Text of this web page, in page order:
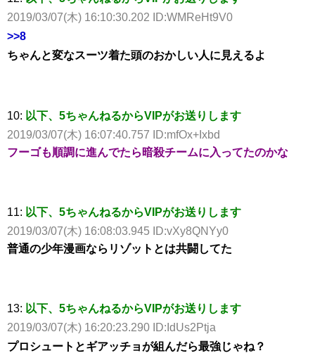
2019/03/07(木) 16:10:30.202 ID:WMReHt9V0
>>8
ちゃんと変なスーツ着た頭のおかしい人に見えるよ
10: 以下、5ちゃんねるからVIPがお送りします
2019/03/07(木) 16:07:40.757 ID:mfOx+Ixbd
フーゴも順調に進んでたら暗殺チームに入ってたのかな
11: 以下、5ちゃんねるからVIPがお送りします
2019/03/07(木) 16:08:03.945 ID:vXy8QNYy0
普通の少年漫画ならリゾットとは共闘してた
13: 以下、5ちゃんねるからVIPがお送りします
2019/03/07(木) 16:20:23.290 ID:IdUs2Ptja
プロシュートとギアッチョが組んだら最強じゃね？